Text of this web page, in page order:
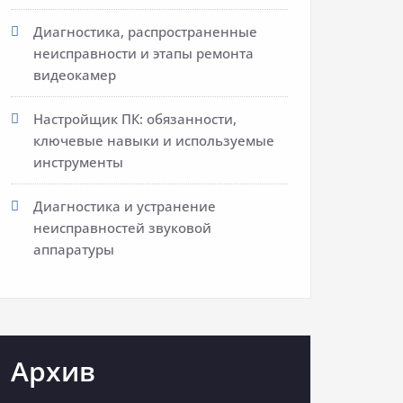
Диагностика, распространенные
неисправности и этапы ремонта
видеокамер
Настройщик ПК: обязанности,
ключевые навыки и используемые
инструменты
Диагностика и устранение
неисправностей звуковой
аппаратуры
Архив